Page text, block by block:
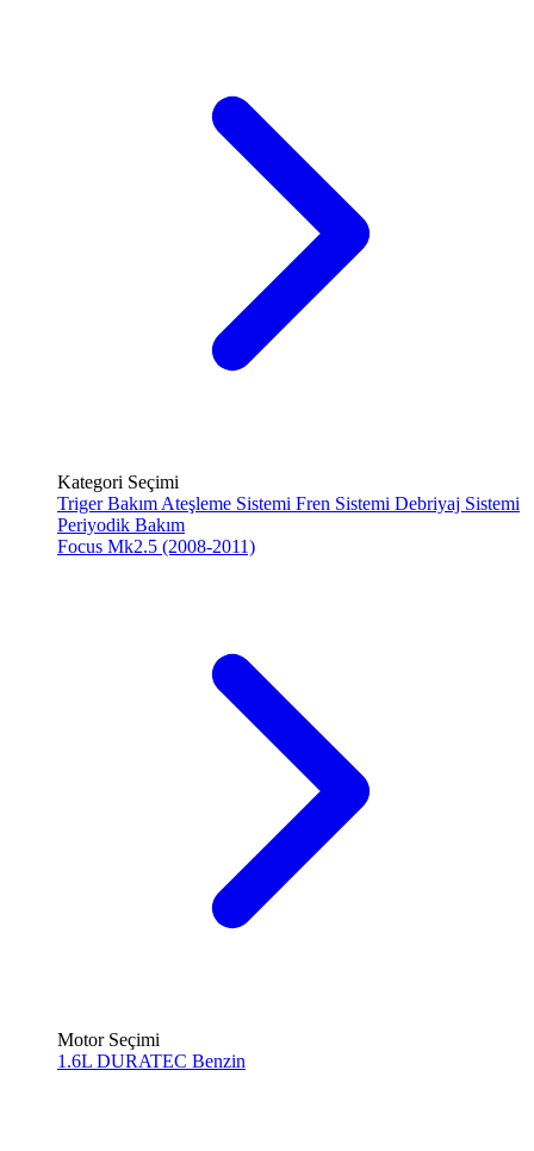
Kategori Seçimi
Triger Bakım Ateşleme Sistemi Fren Sistemi Debriyaj Sistemi
Periyodik Bakım
Focus Mk2.5 (2008-2011)
Motor Seçimi
1.6L DURATEC Benzin